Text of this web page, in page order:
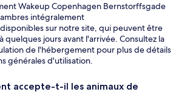
Wakeup Copenhagen Bernstorffsgade
intégralement
sur notre site, qui peuvent être
quelques jours avant l'arrivée. Consultez la
de l'hébergement pour plus de détails
générales d'utilisation.
accepte-t-il les animaux de